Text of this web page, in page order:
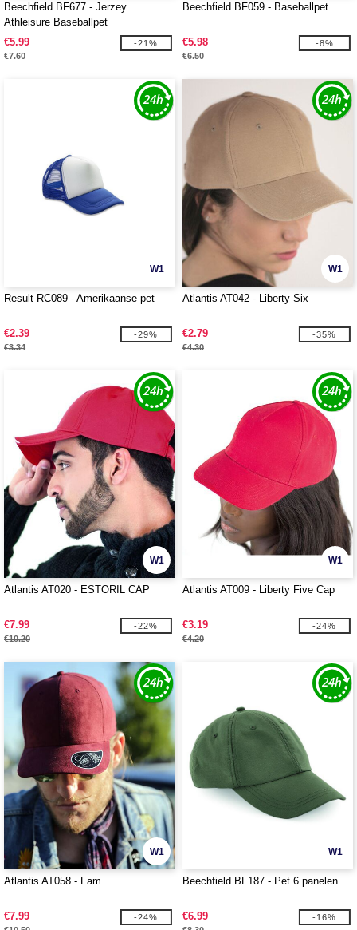
Beechfield BF677 - Jerzey
Athleisure Baseballpet
€5.99
€7.60
-21%
Beechfield BF059 - Baseballpet
€5.98
€6.50
-8%
W1
Result RC089 - Amerikaanse pet
€2.39
€3.34
-29%
W1
Atlantis AT042 - Liberty Six
€2.79
€4.30
-35%
W1
Atlantis AT020 - ESTORIL CAP
€7.99
€10.20
-22%
W1
Atlantis AT009 - Liberty Five Cap
€3.19
€4.20
-24%
W1
Atlantis AT058 - Fam
€7.99 -24%
W1
Beechfield BF187 - Pet 6 panelen
€6.99 -16%